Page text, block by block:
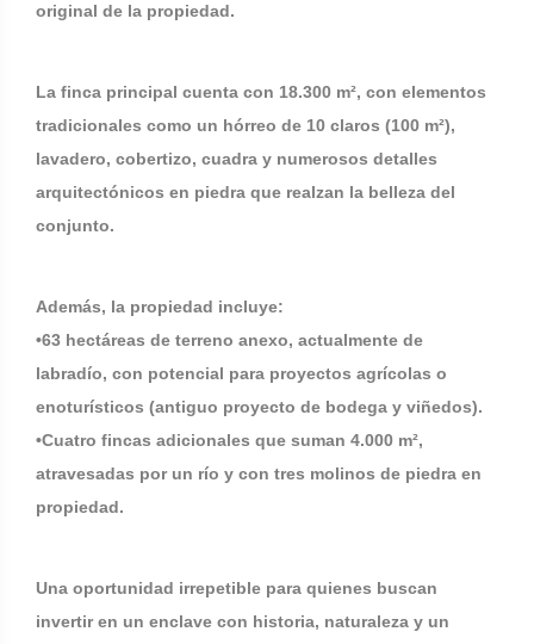
original de la propiedad.
La finca principal cuenta con 18.300 m², con elementos
tradicionales como un hórreo de 10 claros (100 m²),
lavadero, cobertizo, cuadra y numerosos detalles
arquitectónicos en piedra que realzan la belleza del
conjunto.
Además, la propiedad incluye:
•63 hectáreas de terreno anexo, actualmente de
labradío, con potencial para proyectos agrícolas o
enoturísticos (antiguo proyecto de bodega y viñedos).
•Cuatro fincas adicionales que suman 4.000 m²,
atravesadas por un río y con tres molinos de piedra en
propiedad.
Una oportunidad irrepetible para quienes buscan
invertir en un enclave con historia, naturaleza y un